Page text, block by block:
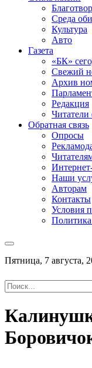
Среда
Культура
Авто
Газета
«БК»
Свежий
Архив
Редакция
Читатели
Обратная связь
Опросы
Наши
Авторам
Контакты
Условия
Пятница, 7 августа,